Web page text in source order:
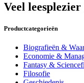
Veel
Productcategorieën
Biografieën &
Economie &
Fantasy &
Filosofie